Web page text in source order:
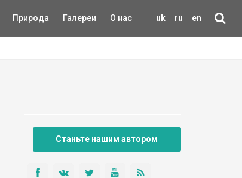
uk ru en
Природа Галереи О нас
Станьте нашим автором